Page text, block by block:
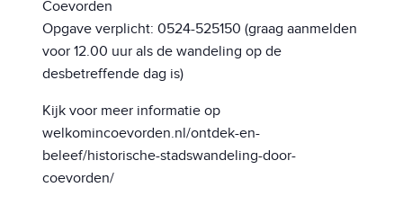
Coevorden
Opgave verplicht: 0524-525150 (graag aanmelden
voor 12.00 uur als de wandeling op de
desbetreffende dag is)
Kijk voor meer informatie op
welkomincoevorden.nl/ontdek-en-
beleef/historische-stadswandeling-door-
coevorden/